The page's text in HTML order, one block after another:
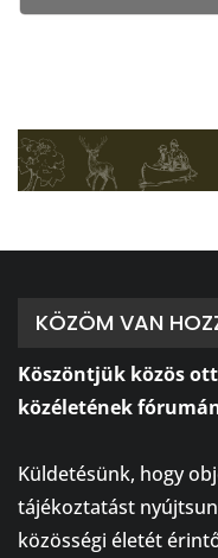
KÖZÖM VAN
Köszöntjük közös
közéletének
Küldetésünk, hogy
tájékoztatást
közösségi életét